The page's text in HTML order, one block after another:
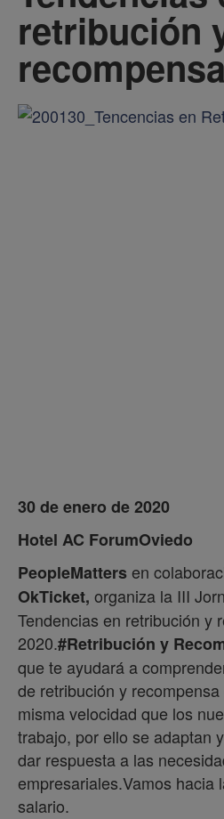
retribución
30 de enero de 2020
Hotel AC ForumOviedo
PeopleMatters en
OkTicket, organiza la III
Tendencias en retribución y
2020.#Retribución y
que te ayudará a
de retribución y
misma velocidad que los
trabajo, por ello se adaptan
dar respuesta a las
empresariales.Vamos hacia
salario.